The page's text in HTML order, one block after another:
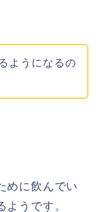
ようになるの
めに飲んでい
うです。